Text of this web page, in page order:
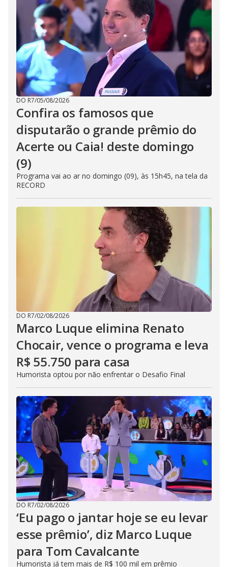
DO R7/05/08/2026
Confira os famosos que
disputarão o grande prêmio do
Acerte ou Caia! deste domingo
(9)
Programa vai ao ar no domingo (09), às 15h45, na tela da
RECORD
DO R7/02/08/2026
Marco Luque elimina Renato
Chocair, vence o programa e leva
R$ 55.750 para casa
Humorista optou por não enfrentar o Desafio Final
DO R7/02/08/2026
‘Eu pago o jantar hoje se eu levar
esse prêmio’, diz Marco Luque
para Tom Cavalcante
Humorista já tem mais de R$ 100 mil em prêmio